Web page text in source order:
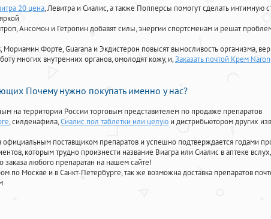
20 цена, Левитра и Сиалис, а также Попперсы помогут сделать интимную
Ансомон и Гетропин добавят силы, энергии спортсменам и решат
Мориамин Форте, Guarana и Экдистерон повысят выносливость организма,
многих внутренних органов, омолодят кожу, и,Заказать почтой Крем Naron
Почему нужно покупать именно у нас?
на территории России торговым представителем по продаже препаратов
, силденафила,Сиалис пол таблетки или целую и дистрибьютором других
официальным поставщиком препаратов и успешно подтверждается годами
которым трудно произнести название Виагра или Сиалис в аптеке вслух,
любого препаратан на нашем сайте!
по Москве и в Санкт-Петербурге, так же возможна доставка препаратов